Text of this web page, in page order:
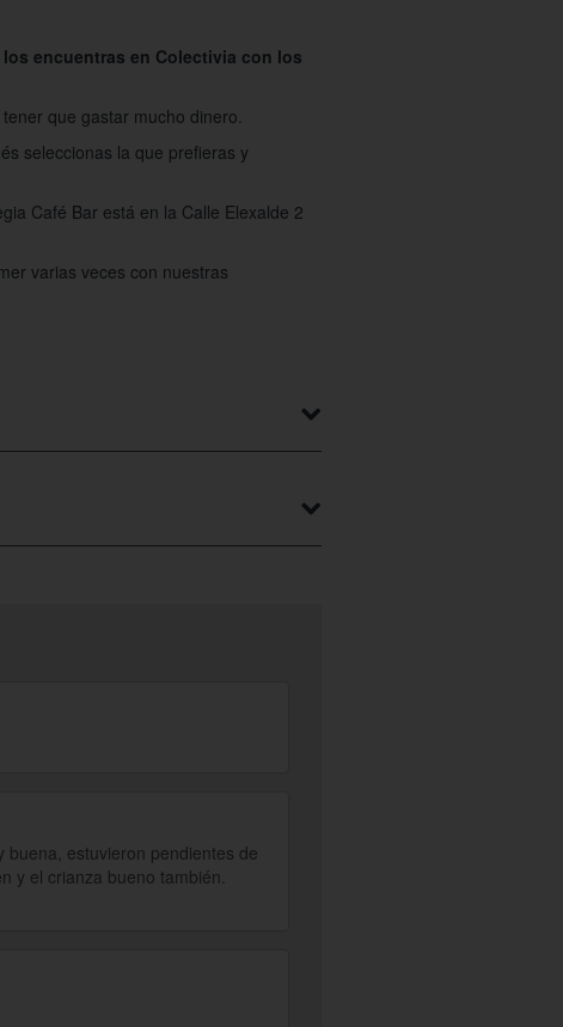
los encuentras en Colectivia con los
que gastar mucho dinero.
seleccionas la que prefieras y
Café Bar está en la Calle Elexalde 2
varias veces con nuestras
a la 01:00 y domingo desde las 09:00 a
estuvieron pendientes de
y el crianza bueno también.